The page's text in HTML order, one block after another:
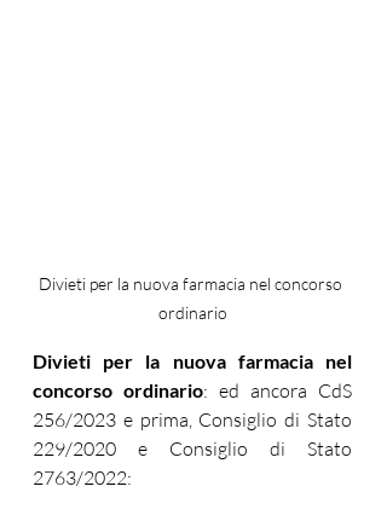
Divieti per la nuova farmacia nel concorso
ordinario
Divieti per la nuova farmacia nel
concorso ordinario: ed ancora CdS
256/2023 e prima, Consiglio di Stato
229/2020 e Consiglio di Stato
2763/2022: